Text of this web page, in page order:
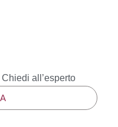
Chiedi all’esperto